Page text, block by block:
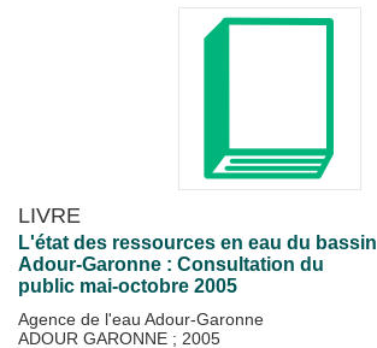
LIVRE
L'état des ressources en eau du bassin
Adour-Garonne : Consultation du
public mai-octobre 2005
Agence de l'eau Adour-Garonne
ADOUR GARONNE ; 2005